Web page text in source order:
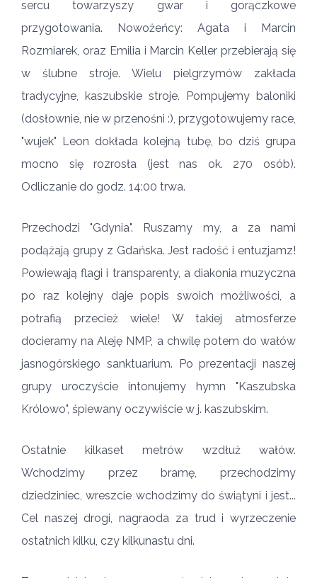
sercu towarzyszy gwar i gorączkowe
przygotowania. Nowożeńcy: Agata i Marcin
Rozmiarek, oraz Emilia i Marcin Keller przebierają się
w ślubne stroje. Wielu pielgrzymów zakłada
tradycyjne, kaszubskie stroje. Pompujemy baloniki
(dosłownie, nie w przenośni :), przygotowujemy race,
"wujek" Leon dokłada kolejną tubę, bo dziś grupa
mocno się rozrosła (jest nas ok. 270 osób).
Odliczanie do godz. 14:00 trwa.
Przechodzi "Gdynia". Ruszamy my, a za nami
podążają grupy z Gdańska. Jest radość i entuzjamz!
Powiewają flagi i transparenty, a diakonia muzyczna
po raz kolejny daje popis swoich możliwości, a
potrafią przecież wiele! W takiej atmosferze
docieramy na Aleję NMP, a chwilę potem do wałów
jasnogórskiego sanktuarium. Po prezentacji naszej
grupy uroczyście intonujemy hymn "Kaszubska
Królowo", śpiewany oczywiście w j. kaszubskim.
Ostatnie kilkaset metrów wzdłuż wałów.
Wchodzimy przez bramę, przechodzimy
dziedziniec, wreszcie wchodzimy do świątyni i jest...
Cel naszej drogi, nagraoda za trud i wyrzeczenie
ostatnich kilku, czy kilkunastu dni.